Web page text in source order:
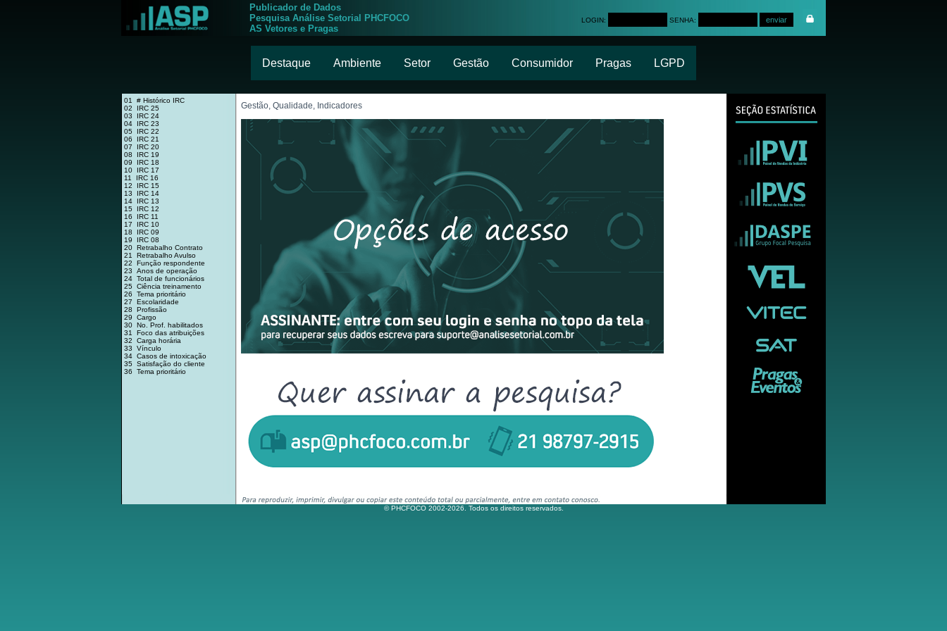
Publicador de Dados
Pesquisa Análise Setorial PHCFOCO
AS Vetores e Pragas
LOGIN: SENHA:
Destaque Ambiente Setor Gestão Consumidor Pragas LGPD
01 # Histórico IRC
02 IRC 25
03 IRC 24
04 IRC 23
05 IRC 22
06 IRC 21
07 IRC 20
08 IRC 19
09 IRC 18
10 IRC 17
11 IRC 16
12 IRC 15
13 IRC 14
14 IRC 13
15 IRC 12
16 IRC 11
17 IRC 10
18 IRC 09
19 IRC 08
20 Retrabalho Contrato
21 Retrabalho Avulso
22 Função respondente
23 Anos de operação
24 Total de funcionários
25 Ciência treinamento
26 Tema prioritário
27 Escolaridade
28 Profissão
29 Cargo
30 No. Prof. habilitados
31 Foco das atribuições
32 Carga horária
33 Vínculo
34 Casos de intoxicação
35 Satisfação do cliente
36 Tema prioritário
Gestão, Qualidade, Indicadores
© PHCFOCO 2002-2026. Todos os direitos reservados.